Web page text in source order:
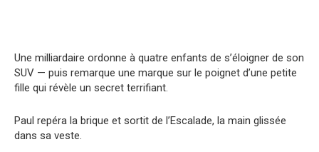
Une milliardaire ordonne à quatre enfants de s’éloigner de son
SUV — puis remarque une marque sur le poignet d’une petite
fille qui révèle un secret terrifiant.
Paul repéra la brique et sortit de l’Escalade, la main glissée
dans sa veste.